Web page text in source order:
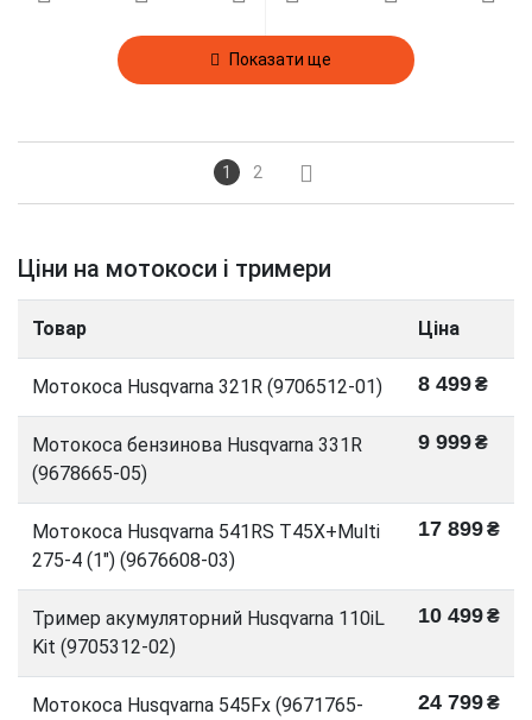
Показати ще
1 2
Ціни на мотокоси і тримери
Товар Ціна
Мотокоса Husqvarna 321R (9706512-01) 8 499₴
Мотокоса бензинова Husqvarna 331R
(9678665-05)
9 999₴
Мотокоса Husqvarna 541RS T45X+Multi
275-4 (1") (9676608-03)
17 899₴
Тример акумуляторний Husqvarna 110iL
Kit (9705312-02)
10 499₴
Мотокоса Husqvarna 545Fx (9671765-
24 799₴